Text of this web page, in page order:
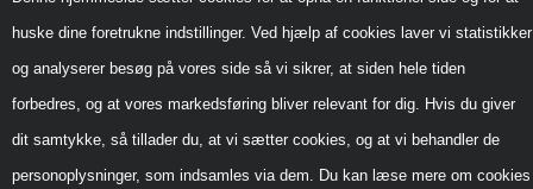
huske dine foretrukne indstillinger. Ved hjælp af cookies laver vi statistikker
og analyserer besøg på vores side så vi sikrer, at siden hele tiden
forbedres, og at vores markedsføring bliver relevant for dig. Hvis du giver
dit samtykke, så tillader du, at vi sætter cookies, og at vi behandler de
personoplysninger, som indsamles via dem. Du kan læse mere om cookies
Cookiepolitik
Privatlivspolitik